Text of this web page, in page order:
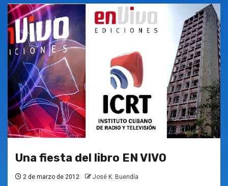
Una fiesta del libro EN VIVO
2 de marzo de 2012 José K. Buendía